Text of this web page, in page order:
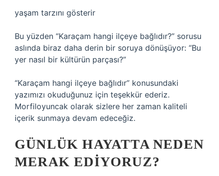
yaşam tarzını gösterir
Bu yüzden “Karaçam hangi ilçeye bağlıdır?” sorusu
aslında biraz daha derin bir soruya dönüşüyor: “Bu
yer nasıl bir kültürün parçası?”
“Karaçam hangi ilçeye bağlıdır” konusundaki
yazımızı okuduğunuz için teşekkür ederiz.
Morfiloyuncak olarak sizlere her zaman kaliteli
içerik sunmaya devam edeceğiz.
GÜNLÜK HAYATTA NEDEN
MERAK EDIYORUZ?